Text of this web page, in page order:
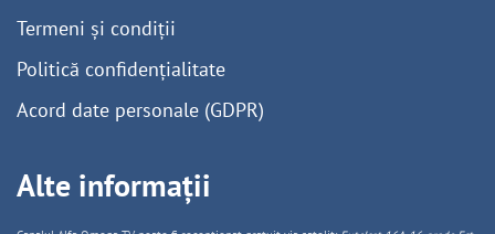
Termeni și condiții
Politică confidențialitate
Acord date personale (GDPR)
Alte informații